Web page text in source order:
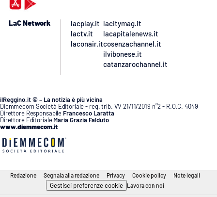
LaC Network
lacplay.it
lactv.it
laconair.it
lacitymag.it
lacapitalenews.it
cosenzachannel.it
ilvibonese.it
catanzarochannel.it
ilReggino.it © – La notizia è più vicina
Diemmecom Società Editoriale - reg. trib. VV 21/11/2019 n°2 - R.O.C. 4049
Direttore Responsabile Francesco Laratta
Direttore Editoriale Maria Grazia Falduto
www.diemmecom.it
Redazione Segnala alla redazione Privacy Cookie policy Note legali
Gestisci preferenze cookie Lavora con noi